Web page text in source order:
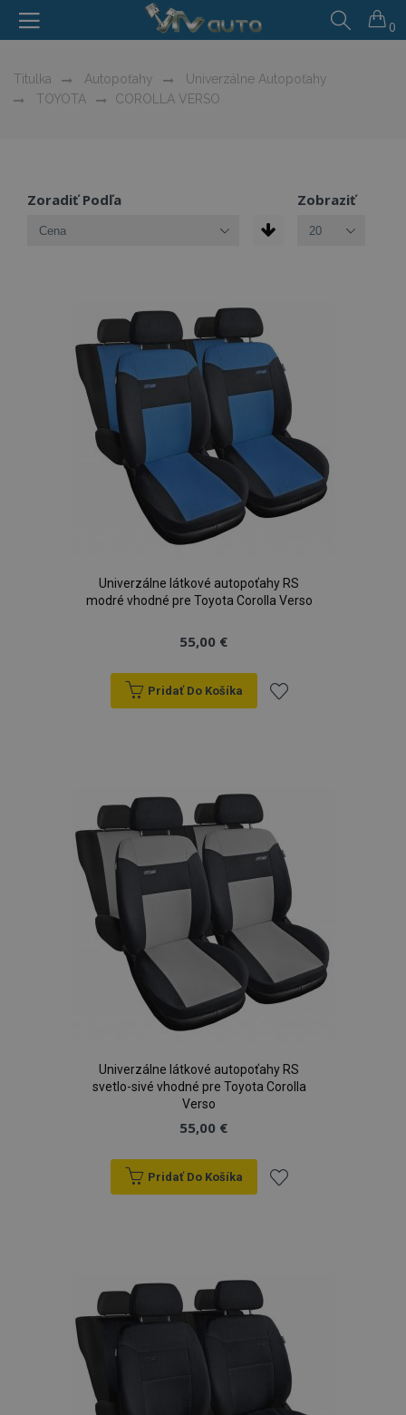
0
Titulka Autopoťahy
Univerzálne Autopoťahy
TOYOTA
COROLLA VERSO
Zoradiť Podľa Zobraziť
Univerzálne látkové autopoťahy RS
modré vhodné pre Toyota Corolla Verso
55,00 €
Pridať Do Košíka
prianí
Univerzálne látkové autopoťahy RS
svetlo-sivé vhodné pre Toyota Corolla
Verso
55,00 €
Pridať Do Košíka
prianí